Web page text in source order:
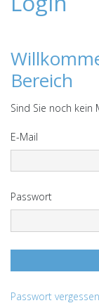
Bereich
Sind Sie noch kein
E-Mail
Passwort
Passwort